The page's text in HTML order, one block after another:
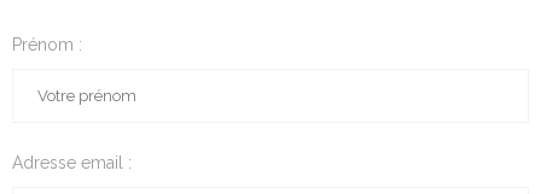
Prénom :
Adresse email :